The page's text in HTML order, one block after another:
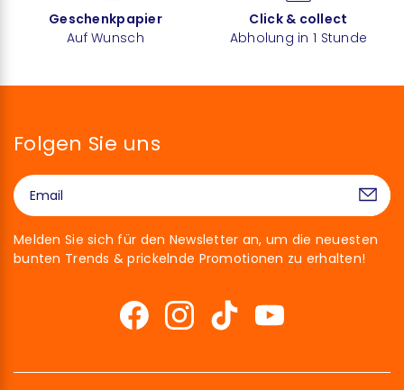
Geschenkpapier
Auf Wunsch
Click & collect
Abholung in 1 Stunde
Folgen Sie uns
Melden Sie sich für den Newsletter an, um die neuesten
bunten Trends & prickelnde Promotionen zu erhalten!